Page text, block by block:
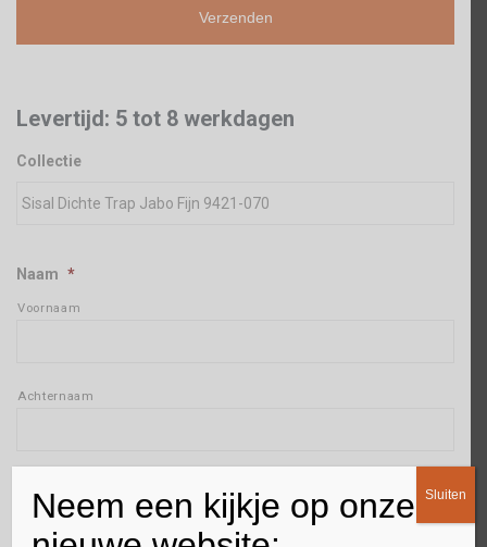
Levertijd: 5 tot 8 werkdagen
Collectie
Naam *
Voornaam
Achternaam
Adres
Neem een kijkje op onze
Sluiten